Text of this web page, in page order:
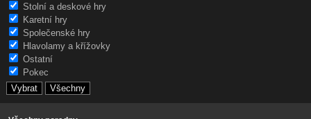
Stolní a deskové hry
Karetní hry
Společenské hry
Hlavolamy a křížovky
Ostatní
Pokec